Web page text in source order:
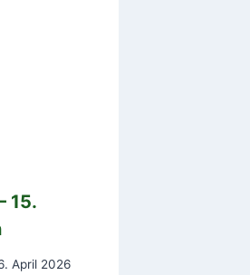
15.
April 2026